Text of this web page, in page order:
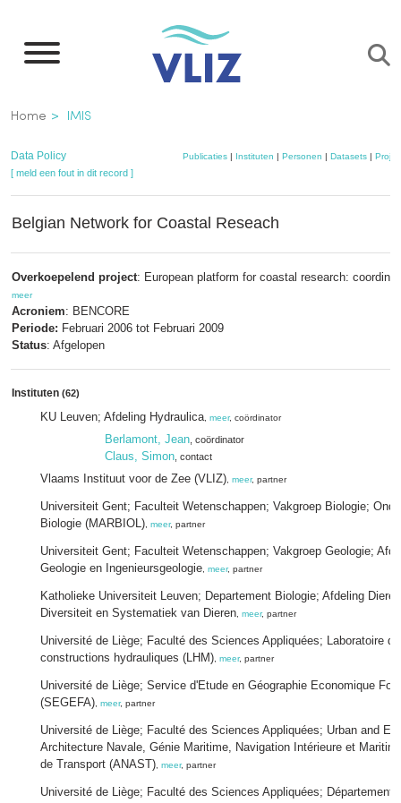
naar
inhoud
gaan
Kruimelpad
Home IMIS
Data Policy Publicaties| Instituten | Personen | Datasets|
[ meld een fout in dit record ]
Belgian Network for Coastal Reseach
Overkoepelend project: European platform for coastal research:
meer
Acroniem: BENCORE
Periode: Februari 2006 tot Februari 2009
Status: Afgelopen
Instituten (62)
KU Leuven; Afdeling Hydraulica meer, coördinator
Berlamont, Jean , coördinator
Claus, Simon , contact
Vlaams Instituut voor de Zee (VLIZ) meer, partner
Universiteit Gent; Faculteit Wetenschappen; Vakgroep Biologie;
Biologie (MARBIOL) meer, partner
Universiteit Gent; Faculteit Wetenschappen; Vakgroep Geologie;
Geologie en Ingenieursgeologie meer, partner
Katholieke Universiteit Leuven; Departement Biologie; Afdeling
Diversiteit en Systematiek van Dieren meer, partner
Université de Liège; Faculté des Sciences Appliquées; Laboratoire
constructions hydrauliques (LHM) meer, partner
Université de Liège; Service d'Etude en Géographie Economique
(SEGEFA) meer, partner
Université de Liège; Faculté des Sciences Appliquées; Urban and
Architecture Navale, Génie Maritime, Navigation Intérieure et
de Transport (ANAST) meer, partner
Université de Liège; Faculté des Sciences Appliquées; Département